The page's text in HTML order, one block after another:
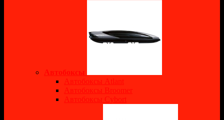
Автобоксы
Автобоксы Atlant
Автобоксы Broomer
Автобоксы Cybort